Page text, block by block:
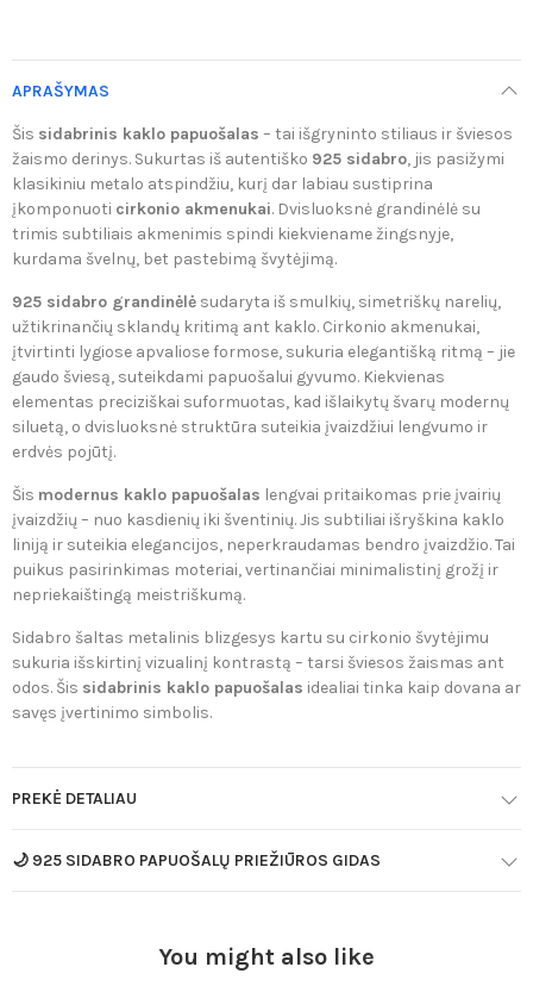
APRAŠYMAS
Šis sidabrinis kaklo papuošalas – tai išgryninto stiliaus ir šviesos
žaismo derinys. Sukurtas iš autentiško 925 sidabro, jis pasižymi
klasikiniu metalo atspindžiu, kurį dar labiau sustiprina
įkomponuoti cirkonio akmenukai. Dvisluoksnė grandinėlė su
trimis subtiliais akmenimis spindi kiekviename žingsnyje,
kurdama švelnų, bet pastebimą švytėjimą.
925 sidabro grandinėlė sudaryta iš smulkių, simetriškų narelių,
užtikrinančių sklandų kritimą ant kaklo. Cirkonio akmenukai,
įtvirtinti lygiose apvaliose formose, sukuria elegantišką ritmą – jie
gaudo šviesą, suteikdami papuošalui gyvumo. Kiekvienas
elementas preciziškai suformuotas, kad išlaikytų švarų modernų
siluetą, o dvisluoksnė struktūra suteikia įvaizdžiui lengvumo ir
erdvės pojūtį.
Šis modernus kaklo papuošalas lengvai pritaikomas prie įvairių
įvaizdžių – nuo kasdienių iki šventinių. Jis subtiliai išryškina kaklo
liniją ir suteikia elegancijos, neperkraudamas bendro įvaizdžio. Tai
puikus pasirinkimas moteriai, vertinančiai minimalistinį grožį ir
nepriekaištingą meistriškumą.
Sidabro šaltas metalinis blizgesys kartu su cirkonio švytėjimu
sukuria išskirtinį vizualinį kontrastą – tarsi šviesos žaismas ant
odos. Šis sidabrinis kaklo papuošalas idealiai tinka kaip dovana ar
savęs įvertinimo simbolis.
PREKĖ DETALIAU
🌙 925 SIDABRO PAPUOŠALŲ PRIEŽIŪROS GIDAS
You might also like